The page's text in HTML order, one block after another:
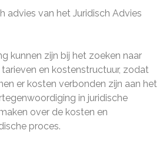
advies van het Juridisch Advies
kunnen zijn bij het zoeken naar
en kostenstructuur, zodat
er kosten verbonden zijn aan het
in juridische
over de kosten en
proces.